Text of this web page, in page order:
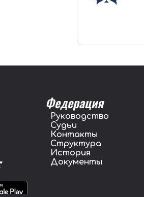
Федерация
Руководство
Судьи
Контакты
Структура
История
Документы